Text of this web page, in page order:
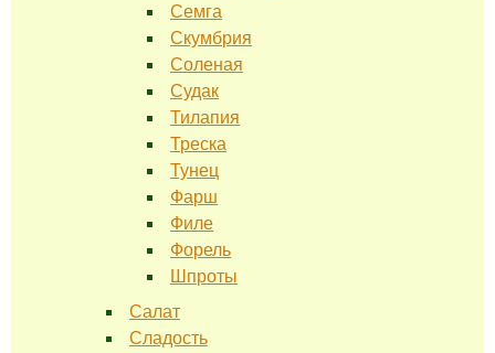
Семга
Скумбрия
Соленая
Судак
Тилапия
Треска
Тунец
Фарш
Филе
Форель
Шпроты
Салат
Сладость